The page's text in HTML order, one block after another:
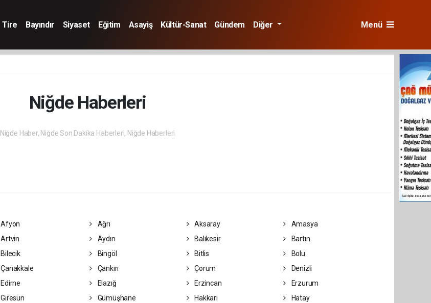
Tire Bayındır Siyaset Eğitim Asayiş Kültür-Sanat Gündem Diğer Menü
Niğde Haberleri
Niğde Haber, Niğde Son Dakika Haberleri, Niğde Haberleri
Afyon Ağrı Aksaray
Amasya
Artvin Aydın Balıkesir
Bartın
Bilecik Bingöl Bitlis
Bolu
Çanakkale Çankırı Çorum
Denizli
Edirne Elazığ Erzincan
Erzurum
Giresun Gümüşhane Hakkari
Hatay